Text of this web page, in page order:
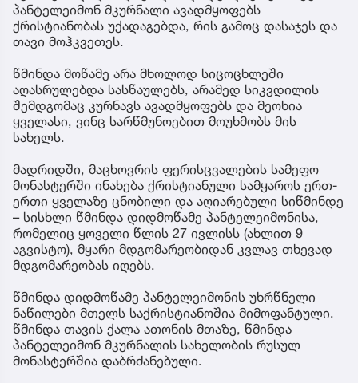
პანტელეიმონ მკურნალი ავადმყოფებს
ქრისტიანობას უქადაგებდა, რის გამოც დასაჯეს და
თავი მოჰკვეთეს.
წმინდა მოწამე არა მხოლოდ სიცოცხლეში
აღასრულებდა სასწაულებს, არამედ სიკვდილის
შემდგომაც კურნავს ავადმყოფებს და მეოხია
ყველასი, ვინც სარწმუნოებით მოუხმობს მის
სახელს.
მადრიდში, მაცხოვრის ფერისცვალების სამეფო
მონასტერში ინახება ქრისტიანული სამყაროს ერთ-
ერთი ყველაზე ცნობილი და აღიარებული სიწმინდე
– სისხლი წმინდა დიდმოწამე პანტელეიმონისა,
რომელიც ყოველი წლის 27 ივლისს (ახლით 9
აგვისტო), მყარი მდგომარეობიდან კვლავ თხევად
მდგომარეობას იღებს.
წმინდა დიდმოწამე პანტელეიმონის უხრწნელი
ნაწილები მთელს საქრისტიანოშია მიმოფანტული.
წმინდა თავის ქალა ათონის მთაზე, წმინდა
პანტელეიმონ მკურნალის სახელობის რუსულ
მონასტერშია დაბრძანებული.